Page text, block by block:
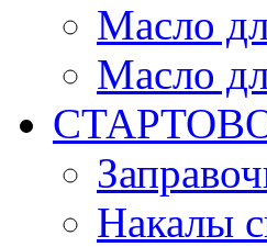
Масло
Масло
Накалы